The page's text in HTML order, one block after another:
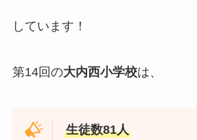
しています！
第14回の大内西小学校は、
生徒数81人